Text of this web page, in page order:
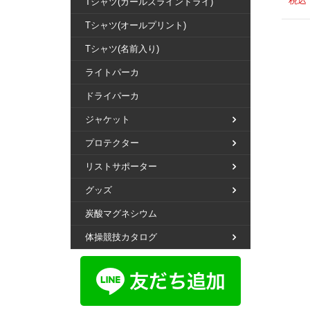
Tシャツ(オールプリント)
Tシャツ(名前入り)
ライトパーカ
ドライパーカ
ジャケット
プロテクター
リストサポーター
グッズ
炭酸マグネシウム
体操競技カタログ